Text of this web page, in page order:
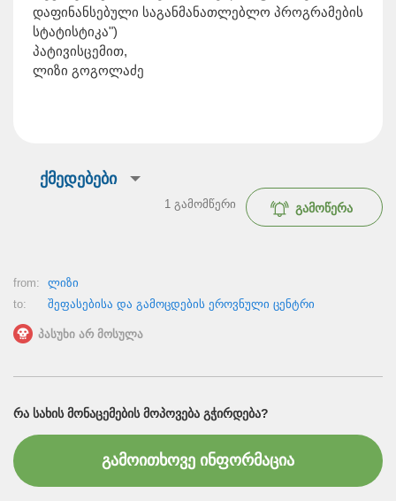
დაფინანსებული საგანმანათლებლო პროგრამების
სტატისტიკა")
პატივისცემით,
ლიზი გოგოლაძე
ქმედებები
გამოწერა
1 გამომწერი
from:
ლიზი
to:
შეფასებისა და გამოცდების ეროვნული ცენტრი
პასუხი არ მოსულა
ᲠᲐ ᲡᲐᲮᲘᲡ ᲛᲝᲜᲐᲪᲔᲛᲔᲑᲘᲡ ᲛᲝᲞᲝᲕᲔᲑᲐ ᲒᲭᲘᲠᲓᲔᲑᲐ?
გამოითხოვე ინფორმაცია